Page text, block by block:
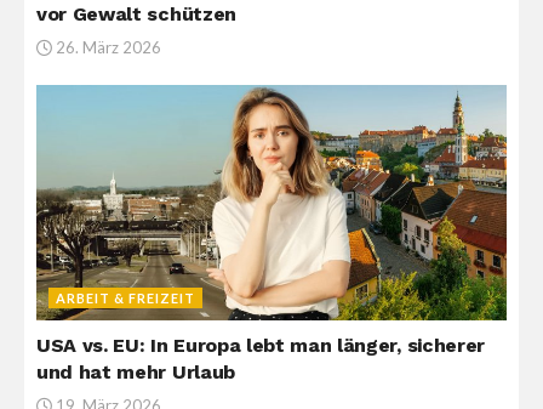
vor Gewalt schützen
26. März 2026
ARBEIT & FREIZEIT
USA vs. EU: In Europa lebt man länger, sicherer
und hat mehr Urlaub
19. März 2026